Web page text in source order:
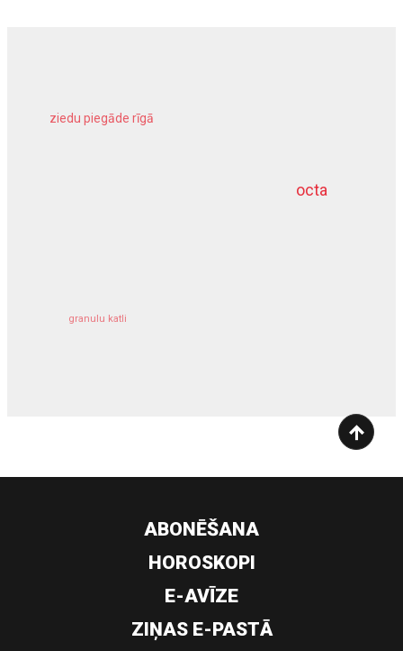
octa
ziedu piegāde rīgā
granulu katli
dziļurbums
ABONĒŠANA
HOROSKOPI
E-AVĪZE
ZIŅAS E-PASTĀ